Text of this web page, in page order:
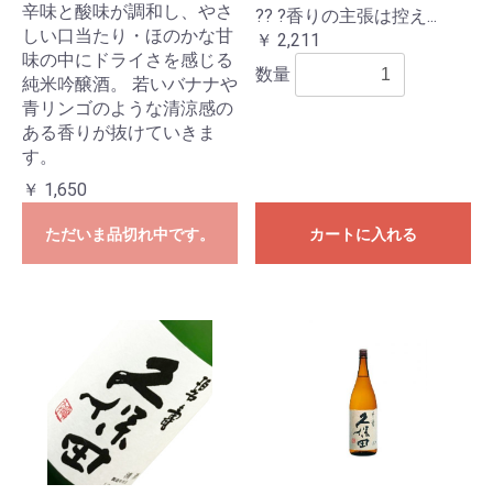
辛味と酸味が調和し、やさ
しい口当たり・ほのかな甘
味の中にドライさを感じる
純米吟醸酒。 若いバナナや
青リンゴのような清涼感の
ある香りが抜けていきま
す。
￥ 1,650
ただいま品切れ中です。
?? ?香りの主張は控え...
￥ 2,211
数量
カートに入れる